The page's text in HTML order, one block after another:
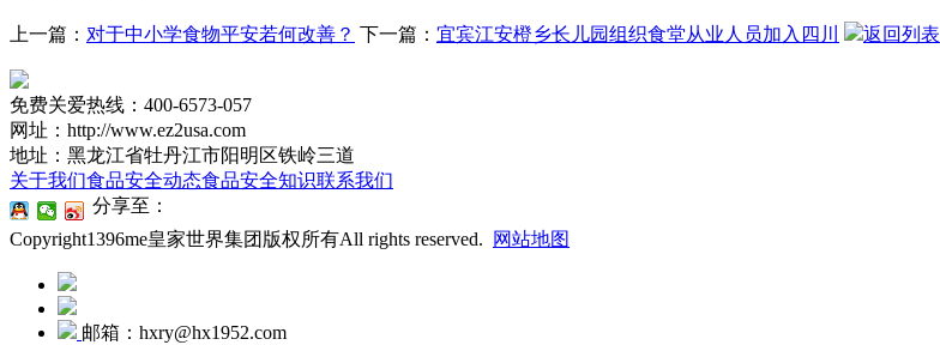
上一篇： 对于中小学食物平安若何改善？ 下一篇： 宜宾江安橙乡长儿园组织食堂从业人员加入四川 返回列表
免费关爱热线：400-6573-057
网址：http://www.ez2usa.com
地址：黑龙江省牡丹江市阳明区铁岭三道
关于我们食品安全动态食品安全知识联系我们
分享至：
Copyright1396me皇家世界集团版权所有All rights reserved.
网站地图
邮箱：hxry@hx1952.com